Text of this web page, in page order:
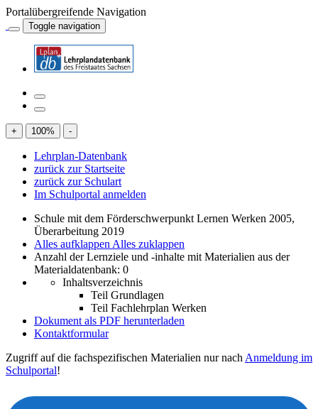
Portalübergreifende Navigation
Toggle navigation
+ 100% -
Lehrplan-Datenbank
zurück zur Startseite
zurück zur Schulart
Im Schulportal anmelden
Schule mit dem Förderschwerpunkt Lernen Werken 2005,
Überarbeitung 2019
Alles aufklappen Alles zuklappen
Anzahl der Lernziele und -inhalte mit Materialien aus der
Materialdatenbank: 0
Inhaltsverzeichnis
Teil Grundlagen
Teil Fachlehrplan Werken
Dokument als PDF herunterladen
Kontaktformular
Zugriff auf die fachspezifischen Materialien nur nach Anmeldung im
Schulportal!